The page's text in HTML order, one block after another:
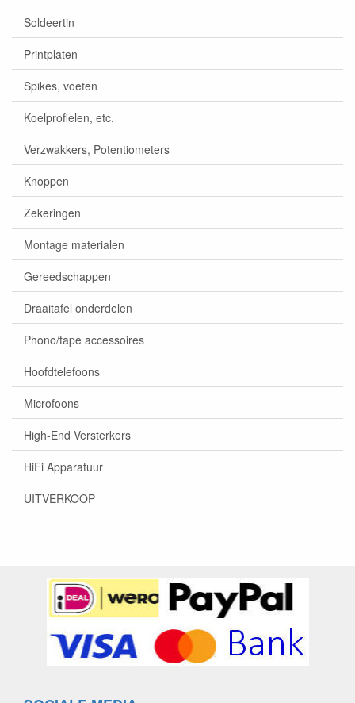
Soldeertin
Printplaten
Spikes, voeten
Koelprofielen, etc.
Verzwakkers, Potentiometers
Knoppen
Zekeringen
Montage materialen
Gereedschappen
Draaitafel onderdelen
Phono/tape accessoires
Hoofdtelefoons
Microfoons
High-End Versterkers
HiFi Apparatuur
UITVERKOOP